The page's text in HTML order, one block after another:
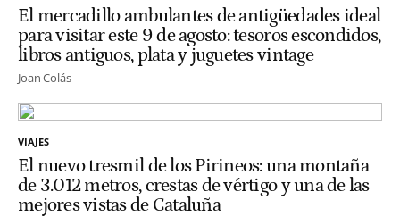
El mercadillo ambulantes de antigüedades ideal
para visitar este 9 de agosto: tesoros escondidos,
libros antiguos, plata y juguetes vintage
Joan Colás
VIAJES
El nuevo tresmil de los Pirineos: una montaña
de 3.012 metros, crestas de vértigo y una de las
mejores vistas de Cataluña